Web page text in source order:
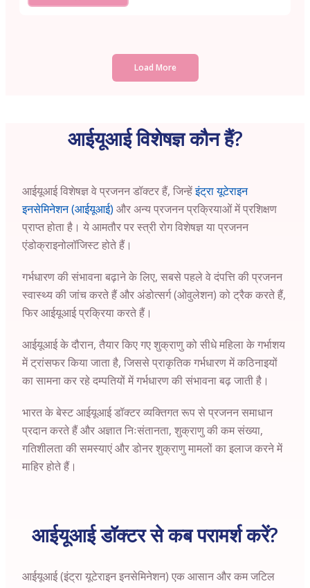
Load More
आईयूआई विशेषज्ञ कौन हैं?
आईयूआई विशेषज्ञ वे प्रजनन डॉक्टर हैं, जिन्हेंइंट्रा यूटेराइन
इनसेमिनेशन (आईयूआई) और अन्य प्रजनन प्रक्रियाओं में प्रशिक्षण
प्राप्त होता है। ये आमतौर पर स्त्री रोग विशेषज्ञ या प्रजनन
एंडोक्राइनोलॉजिस्ट होते हैं।
गर्भधारण की संभावना बढ़ाने के लिए, सबसे पहले वे दंपत्ति की प्रजनन
स्वास्थ्य की जांच करते हैं और अंडोत्सर्ग (ओवुलेशन) को ट्रैक करते हैं,
फिर आईयूआई प्रक्रिया करते हैं।
आईयूआई के दौरान, तैयार किए गए शुक्राणु को सीधे महिला के गर्भाशय
में ट्रांसफर किया जाता है, जिससे प्राकृतिक गर्भधारण में कठिनाइयों
का सामना कर रहे दम्पतियों में गर्भधारण की संभावना बढ़ जाती है।
भारत के बेस्ट आईयूआई डॉक्टर व्यक्तिगत रूप से प्रजनन समाधान
प्रदान करते हैं और अज्ञात निःसंतानता, शुक्राणु की कम संख्या,
गतिशीलता की समस्याएं और डोनर शुक्राणु मामलों का इलाज करने में
माहिर होते हैं।
आईयूआई डॉक्टर से कब परामर्श करें?
आईयूआई (इंट्रा यूटेराइन इनसेमिनेशन) एक आसान और कम जटिल